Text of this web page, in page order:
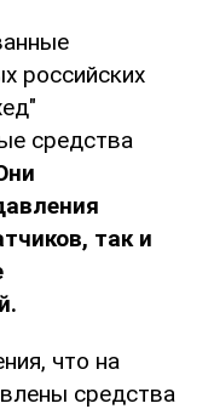
российских
средства
так и
что на
средства